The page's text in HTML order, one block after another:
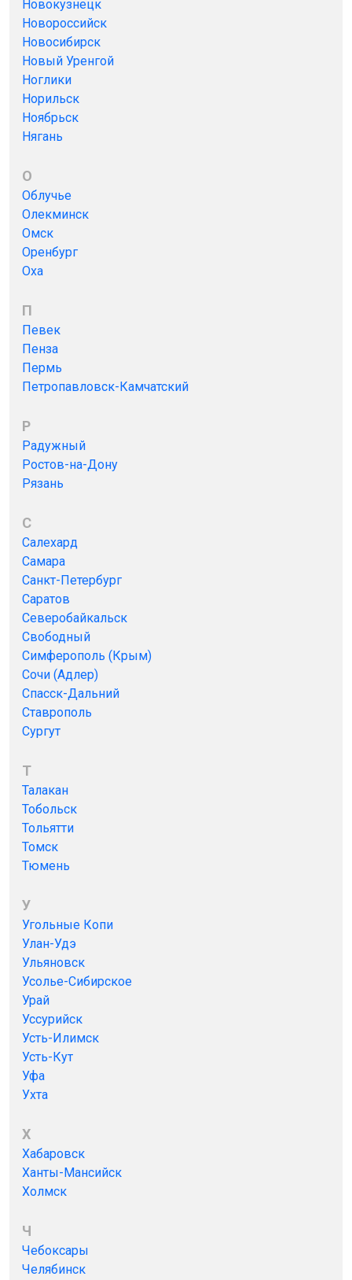
Новокузнецк
Новороссийск
Новосибирск
Новый Уренгой
Ноглики
Норильск
Ноябрьск
Нягань
О
Облучье
Олекминск
Омск
Оренбург
Оха
П
Певек
Пенза
Пермь
Петропавловск-Камчатский
Р
Радужный
Ростов-на-Дону
Рязань
С
Салехард
Самара
Санкт-Петербург
Саратов
Северобайкальск
Свободный
Симферополь (Крым)
Сочи (Адлер)
Спасск-Дальний
Ставрополь
Сургут
Т
Талакан
Тобольск
Тольятти
Томск
Тюмень
У
Угольные Копи
Улан-Удэ
Ульяновск
Усолье-Сибирское
Урай
Уссурийск
Усть-Илимск
Усть-Кут
Уфа
Ухта
Х
Хабаровск
Ханты-Мансийск
Холмск
Ч
Чебоксары
Челябинск